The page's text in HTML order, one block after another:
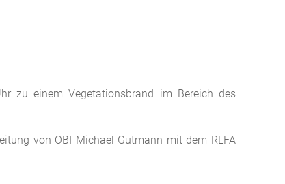
zu einem Vegetationsbrand im Bereich des
von OBI Michael Gutmann mit dem RLFA